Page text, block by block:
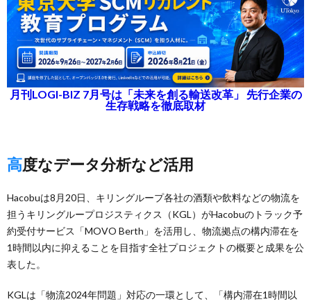
月刊LOGI-BIZ 7月号は「未来を創る輸送改革」 先行企業の
生存戦略を徹底取材
高度なデータ分析など活用
Hacobuは8月20日、キリングループ各社の酒類や飲料などの物流を
担うキリングループロジスティクス（KGL）がHacobuのトラック予
約受付サービス「MOVO Berth」を活用し、物流拠点の構内滞在を
1時間以内に抑えることを目指す全社プロジェクトの概要と成果を公
表した。
KGLは「物流2024年問題」対応の一環として、「構内滞在1時間以